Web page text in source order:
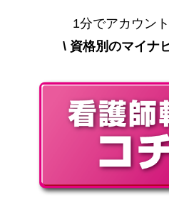
1分でアカウン
\ 資格別のマイナ